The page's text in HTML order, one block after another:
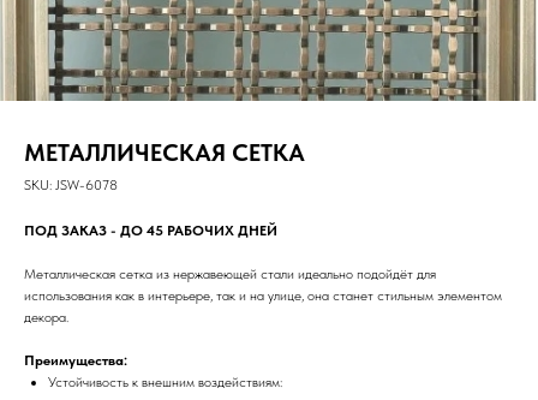
МЕТАЛЛИЧЕСКАЯ СЕТКА
SKU: JSW-6078
ПОД ЗАКАЗ - ДО 45 РАБОЧИХ ДНЕЙ
Металлическая сетка из нержавеющей стали идеально подойдёт для
использования как в интерьере, так и на улице, она станет стильным элементом
декора.
Преимущества:
Устойчивость к внешним воздействиям: